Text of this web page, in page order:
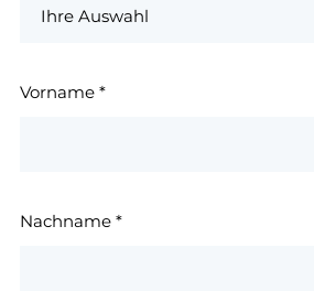
Vorname *
Nachname *